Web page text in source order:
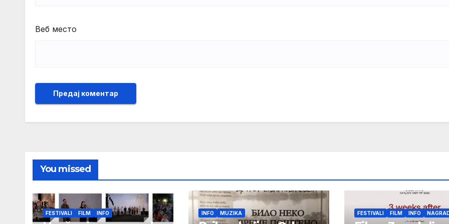
Веб место
You missed
FESTIVALI FILM INFO INFO MUZIKA FESTIVALI FILM INFO